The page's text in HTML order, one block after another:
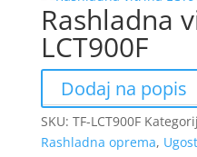
Rashladna
LCT900F
Dodaj na popis
SKU: TF-LCT900F
Rashladna oprema,